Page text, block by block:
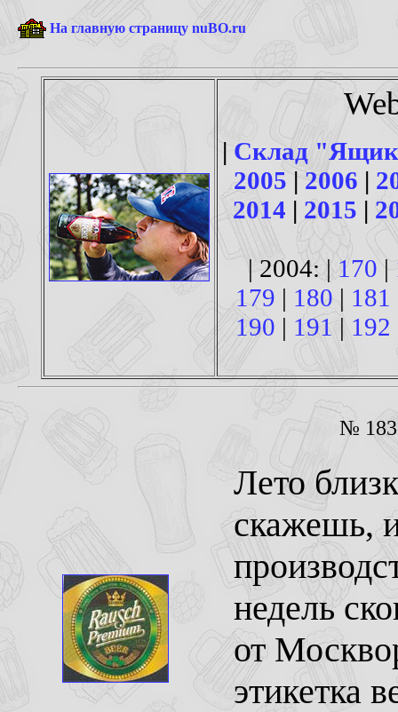
На главную страницу nuBO.ru
| Склад
2005|2006 |
2014 | 2015 |
| 2004: | 170 |
179 | 180 | 181
190 | 191 | 192
№ 183
Лето
скажешь,
недель
от
этикетка